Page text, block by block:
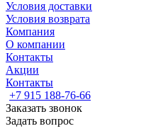
Условия доставки
Условия возврата
Компания
О компании
Контакты
Акции
Контакты
+7 915 188-76-66
Заказать звонок
Задать вопрос